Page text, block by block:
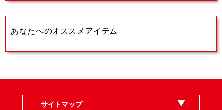
あなたへのオススメアイテム
サイトマップ